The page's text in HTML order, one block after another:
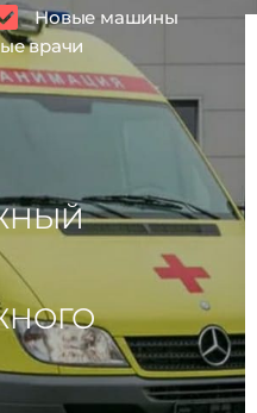
Новые машины
врачи